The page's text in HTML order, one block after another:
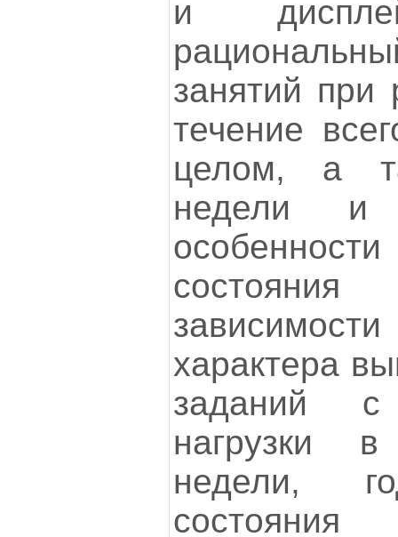
и
занятий
течение
целом, а
недели и
характера
заданий
нагрузки
недели,